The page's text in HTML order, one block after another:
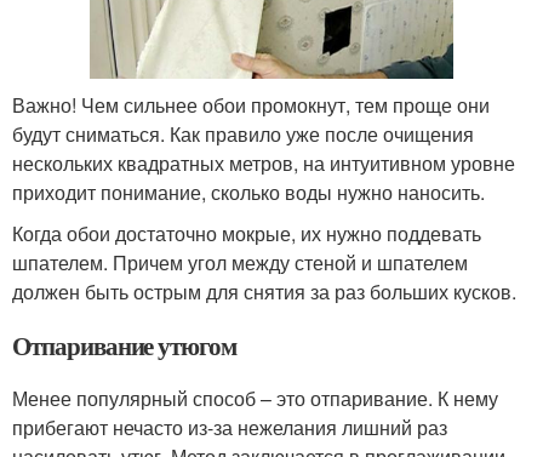
Важно! Чем сильнее обои промокнут, тем проще они
будут сниматься. Как правило уже после очищения
нескольких квадратных метров, на интуитивном уровне
приходит понимание, сколько воды нужно наносить.
Когда обои достаточно мокрые, их нужно поддевать
шпателем. Причем угол между стеной и шпателем
должен быть острым для снятия за раз больших кусков.
Отпаривание утюгом
Менее популярный способ – это отпаривание. К нему
прибегают нечасто из-за нежелания лишний раз